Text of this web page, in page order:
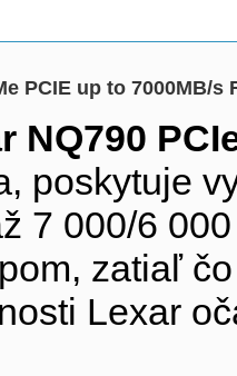
PCIE up to 7000MB/
NQ790
poskytuje
7 000/6
zatiaľ
Lexar